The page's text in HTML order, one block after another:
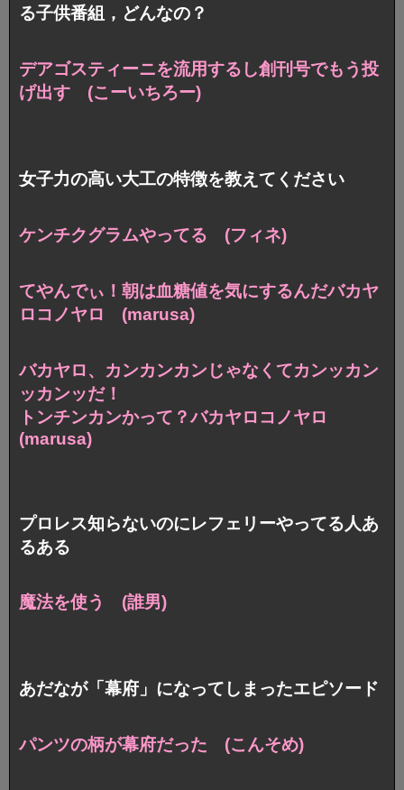
る子供番組，どんなの？
デアゴスティーニを流用するし創刊号でもう投
げ出す (こーいちろー)
女子力の高い大工の特徴を教えてください
ケンチクグラムやってる (フィネ)
てやんでぃ！朝は血糖値を気にするんだバカヤ
ロコノヤロ (marusa)
バカヤロ、カンカンカンじゃなくてカンッカン
ッカンッだ！
トンチンカンかって？バカヤロコノヤロ
(marusa)
プロレス知らないのにレフェリーやってる人あ
るある
魔法を使う (誰男)
あだなが「幕府」になってしまったエピソード
パンツの柄が幕府だった (こんそめ)